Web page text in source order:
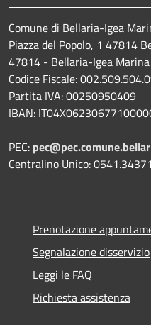
Comune di Bellaria-Igea
Piazza del Popolo, 1 47814
47814 - Bellaria-Igea Marina
Codice Fiscale:
Partita IVA: 00250950409
IBAN:
PEC:
Centralino Unico:
Prenotazione
Segnalazione disservizio
Leggi le FAQ
Richiesta assistenza